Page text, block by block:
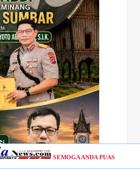
SEMOGA ANDA PUAS